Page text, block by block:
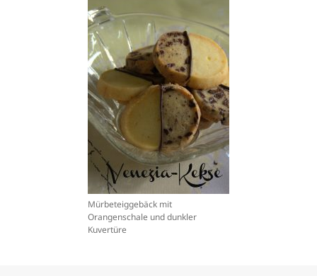
Mürbeteiggebäck mit
Orangenschale und dunkler
Kuvertüre